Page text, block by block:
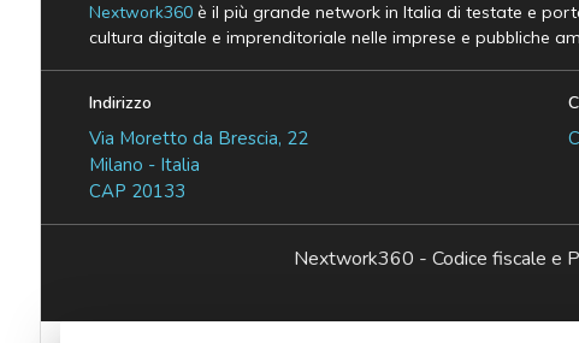
Nextwork360è il più grande network in Italia di testate e
cultura digitale e imprenditoriale nelle imprese e pubbliche
Indirizzo
Via Moretto da Brescia, 22
Milano - Italia
CAP 20133
Nextwork360 - Codice fiscale e